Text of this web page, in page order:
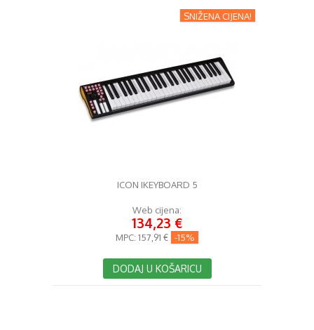
SNIŽENA CIJENA!
ICON IKEYBOARD 5
Web cijena:
134,23 €
MPC: 157,91 € -15%
DODAJ U KOŠARICU